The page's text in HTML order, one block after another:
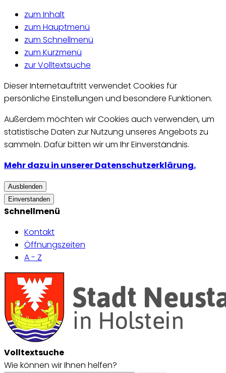
zum Inhalt
zum Hauptmenü
zum Schnellmenü
zum Kurzmenü
zur Volltextsuche
Dieser Internetauftritt verwendet Cookies für
persönliche Einstellungen und besondere Funktionen.
Außerdem möchten wir Cookies auch verwenden, um
statistische Daten zur Nutzung unseres Angebots zu
sammeln. Dafür bitten wir um Ihr Einverständnis.
Mehr dazu in unserer Datenschutzerklärung.
Ausblenden
Einverstanden
Schnellmenü
Kontakt
Öffnungszeiten
A - Z
Volltextsuche
Wie können wir Ihnen helfen?